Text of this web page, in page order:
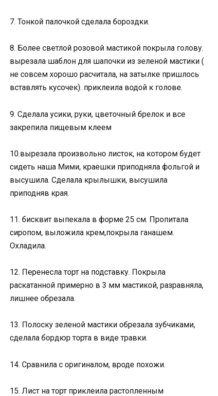
7. Тонкой палочкой сделала бороздки.
8. Более светлой розовой мастикой покрыла голову.
вырезала шаблон для шапочки из зеленой мастики (
не совсем хорошо расчитала, на затылке пришлось
вставлять кусочек). приклеила водой к голове.
9. Сделала усики, руки, цветочный брелок и все
закрепила пищевым клеем
10.вырезала произвольно листок, на котором будет
сидеть наша Мими, краешки приподняла фольгой и
высушила. Сделала крылышки, высушила
приподняв края.
11. бисквит выпекала в форме 25 см. Пропитала
сиропом, выложила крем,покрыла ганашем.
Охладила.
12. Перенесла торт на подставку. Покрыла
раскатанной примерно в 3 мм мастикой, разравняла,
лишнее обрезала.
13. Полоску зеленой мастики обрезала зубчиками,
сделала бордюр торта в виде травки.
14. Сравнила с оригиналом, вроде похожи.
15. Лист на торт приклеила растопленным